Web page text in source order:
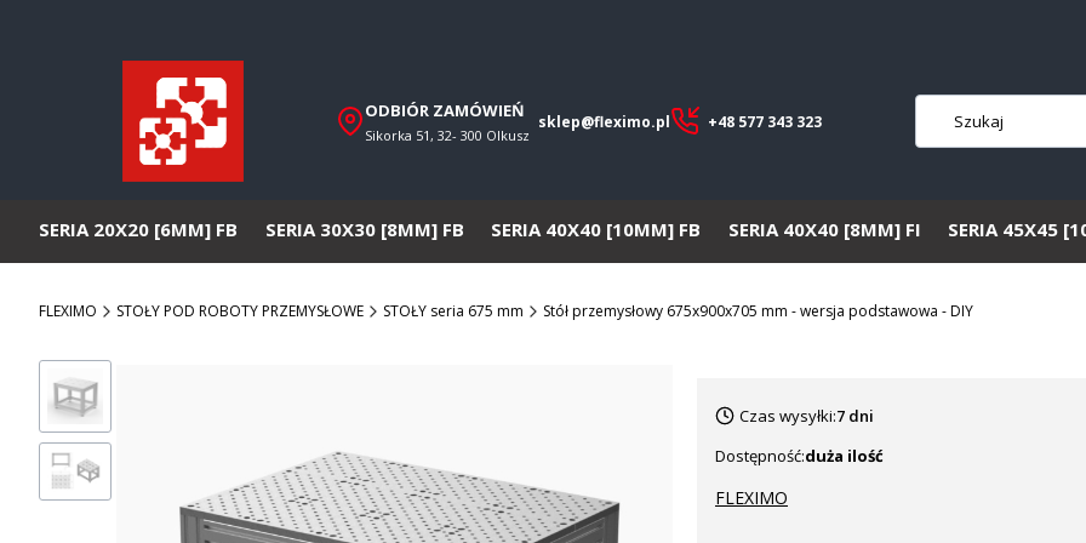
+48 577 343 323
sklep@fleximo.pl
ODBIÓR ZAMÓWIEŃ
Sikorka 51, 32- 300 Olkusz
SERIA 20X20 [6MM] FB SERIA 30X30 [8MM] FB SERIA 40X40 [10MM] FB SERIA 40X40 [8MM] FI SERIA 45X45
FLEXIMO STOŁY POD ROBOTY PRZEMYSŁOWE STOŁY seria 675 mm Stół przemysłowy 675x900x705 mm - wersja podstawowa - DIY
Czas wysyłki:7 dni
Dostępność:duża ilość
FLEXIMO